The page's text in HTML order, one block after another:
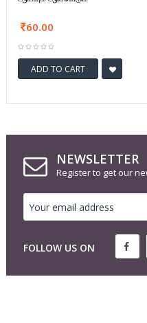
60.00
ADD TO CART
NEWSLETTER
Register to get our
FOLLOW US ON